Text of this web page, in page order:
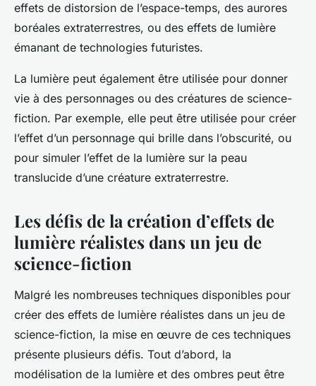
effets de distorsion de l’espace-temps, des aurores
boréales extraterrestres, ou des effets de lumière
émanant de technologies futuristes.
La lumière peut également être utilisée pour donner
vie à des personnages ou des créatures de science-
fiction. Par exemple, elle peut être utilisée pour créer
l’effet d’un personnage qui brille dans l’obscurité, ou
pour simuler l’effet de la lumière sur la peau
translucide d’une créature extraterrestre.
Les défis de la création d’effets de
lumière réalistes dans un jeu de
science-fiction
Malgré les nombreuses techniques disponibles pour
créer des effets de lumière réalistes dans un jeu de
science-fiction, la mise en œuvre de ces techniques
présente plusieurs défis. Tout d’abord, la
modélisation de la lumière et des ombres peut être